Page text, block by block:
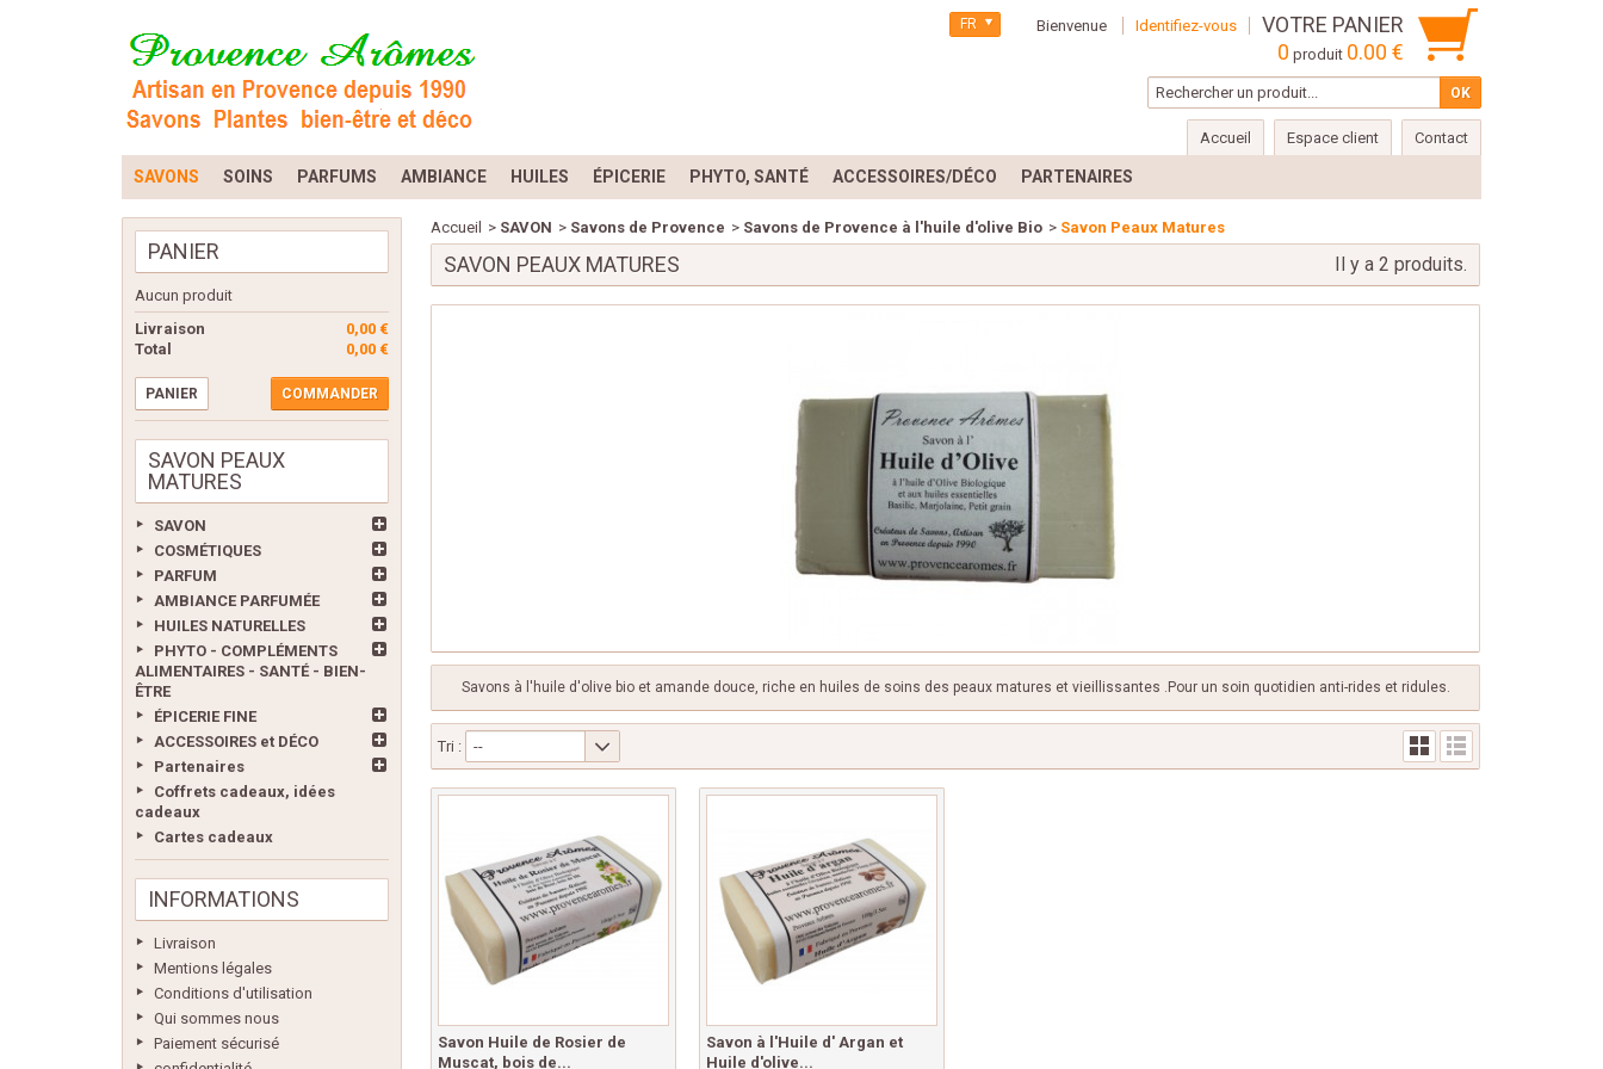
Bienvenue Identifiez-vous
VOTRE PANIER
0 produit 0.00 €
FR
Accueil Espace client Contact
SAVONS SOINS PARFUMS AMBIANCE HUILES ÉPICERIE PHYTO, SANTÉ ACCESSOIRES/DÉCO PARTENAIRES
PANIER
Aucun produit
0,00 €
Livraison
0,00 €
Total
PANIER COMMANDER
SAVON PEAUX
MATURES
SAVON
COSMÉTIQUES
PARFUM
AMBIANCE PARFUMÉE
HUILES NATURELLES
PHYTO - COMPLÉMENTS
ALIMENTAIRES - SANTÉ - BIEN-
ÊTRE
ÉPICERIE FINE
ACCESSOIRES et DÉCO
Partenaires
Coffrets cadeaux, idées
cadeaux
Cartes cadeaux
INFORMATIONS
Livraison
Mentions légales
Conditions d'utilisation
Qui sommes nous
Paiement sécurisé
Accueil > SAVON > Savons de Provence > Savons de Provence à l'huile d'olive Bio > Savon Peaux Matures
SAVON PEAUX MATURES Il y a 2 produits.
Savons à l'huile d'olive bio et amande douce, riche en huiles de soins des peaux matures et vieillissantes .Pour un soin quotidien anti-rides et ridules.
Tri : --
Savon Huile de Rosier de
Muscat, bois de...
Savon à l'Huile d' Argan et
Huile d'olive...